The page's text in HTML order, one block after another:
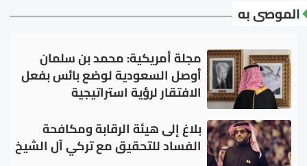
الموصى به
مجلة أمريكية: محمد بن سلمان
أوصل السعودية لوضع بائس بفعل
الافتقار لرؤية استراتيجية
بلاغ إلى هيئة الرقابة ومكافحة
الفساد للتحقيق مع تركي آل الشيخ